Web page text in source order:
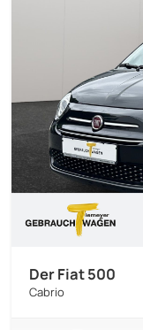
Der Fiat 500
Cabrio